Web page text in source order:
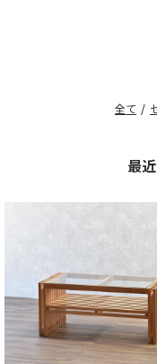
全て /
最